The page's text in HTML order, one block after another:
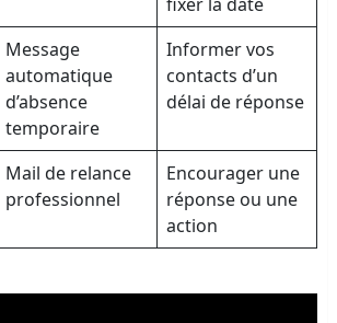
Message
automatique
d’absence
temporaire
Informer vos
contacts d’un
délai de réponse
Mail de relance
professionnel
Encourager une
réponse ou une
action